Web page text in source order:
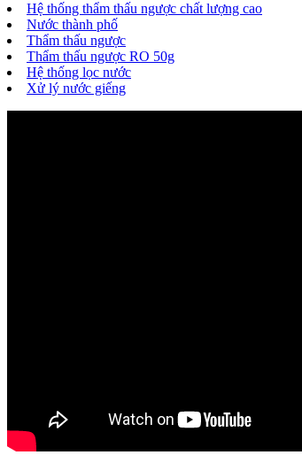
Hệ thống thẩm thấu ngược chất lượng cao
Nước thành phố
Thẩm thấu ngược
Thẩm thấu ngược RO 50g
Hệ thống lọc nước
Xử lý nước giếng